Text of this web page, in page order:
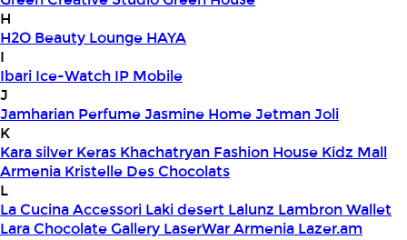
H
H2O Beauty Lounge HAYA
I
Ibari Ice-Watch IP Mobile
J
Jamharian PerfumeJasmine HomeJetmanJoli
K
Kara silver Keras Khachatryan Fashion House Kidz Mall
Armenia Kristelle Des Chocolats
L
La Cucina Accessori Laki desert Lalunz Lambron Wallet
Lara Chocolate Gallery LaserWar Armenia Lazer.am